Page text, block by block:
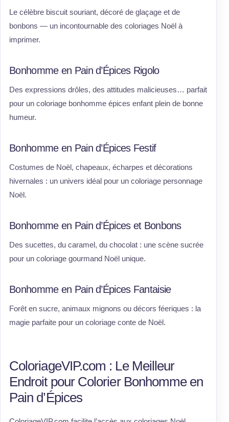
Le célèbre biscuit souriant, décoré de glaçage et de
bonbons — un incontournable des coloriages Noël à
imprimer.
Bonhomme en Pain d’Épices Rigolo
Des expressions drôles, des attitudes malicieuses… parfait
pour un coloriage bonhomme épices enfant plein de bonne
humeur.
Bonhomme en Pain d’Épices Festif
Costumes de Noël, chapeaux, écharpes et décorations
hivernales : un univers idéal pour un coloriage personnage
Noël.
Bonhomme en Pain d’Épices et Bonbons
Des sucettes, du caramel, du chocolat : une scène sucrée
pour un coloriage gourmand Noël unique.
Bonhomme en Pain d’Épices Fantaisie
Forêt en sucre, animaux mignons ou décors féeriques : la
magie parfaite pour un coloriage conte de Noël.
ColoriageVIP.com : Le Meilleur
Endroit pour Colorier Bonhomme en
Pain d’Épices